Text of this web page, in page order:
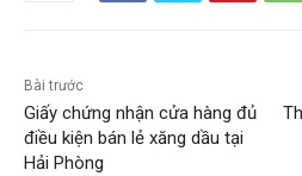
Bài trước
Giấy chứng nhận cửa hàng đủ
điều kiện bán lẻ xăng dầu tại
Hải Phòng